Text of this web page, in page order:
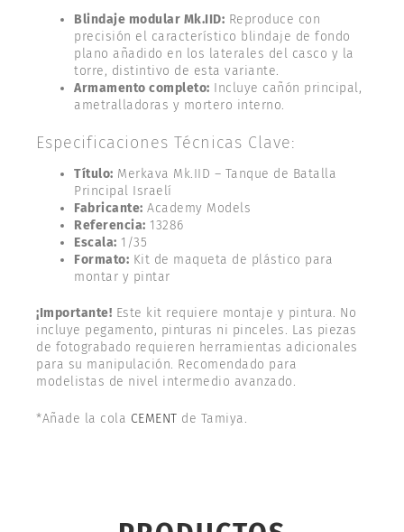
Blindaje modular Mk.IID: Reproduce con
precisión el característico blindaje de fondo
plano añadido en los laterales del casco y la
torre, distintivo de esta variante.
Armamento completo: Incluye cañón principal,
ametralladoras y mortero interno.
Especificaciones Técnicas Clave:
Título: Merkava Mk.IID – Tanque de Batalla
Principal Israelí
Fabricante: Academy Models
Referencia: 13286
Escala: 1/35
Formato: Kit de maqueta de plástico para
montar y pintar
¡Importante! Este kit requiere montaje y pintura. No
incluye pegamento, pinturas ni pinceles. Las piezas
de fotograbado requieren herramientas adicionales
para su manipulación. Recomendado para
modelistas de nivel intermedio avanzado.
*Añade la cola CEMENT de Tamiya.